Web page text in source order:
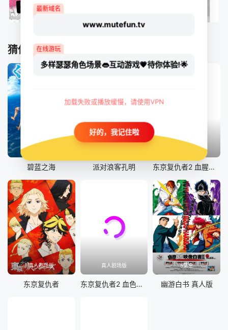
猜你喜欢
碧蓝之海 派对浪客孔明
真人剧场版
东京复仇者2 血腥万圣节篇-决战-
真人剧场版
东京复仇者
真人剧场版
东京复仇者2 血色万圣节篇-命运-
5集全
幽游白书 真人版
最新域名
www.mutefun.tv
在线游玩
多样瑟瑟角色场景👄互动游戏💗待你体验!🌟
加载失败或播放缓慢，请使用VPN
好的，我记住啦